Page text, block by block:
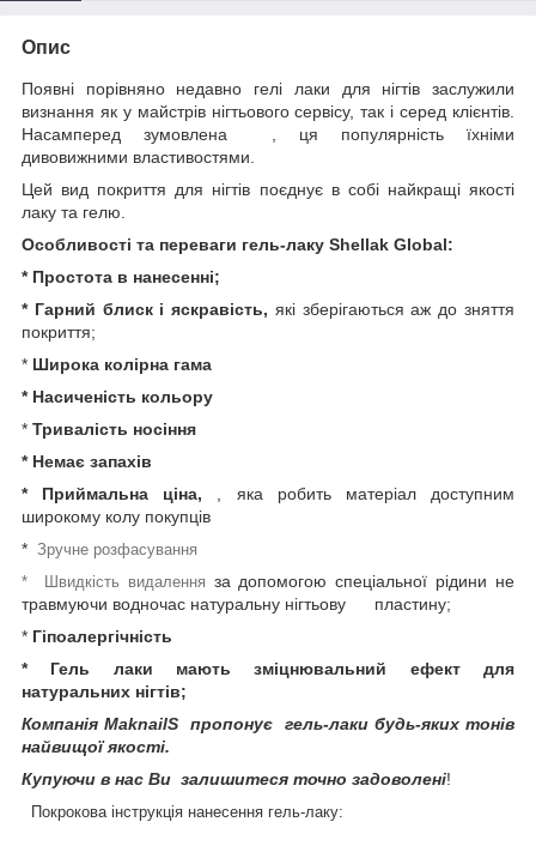
Опис
Появні порівняно недавно гелі лаки для нігтів заслужили
визнання як у майстрів нігтьового сервісу, так і серед клієнтів.
Насамперед зумовлена , ця популярність їхніми
дивовижними властивостями.
Цей вид покриття для нігтів поєднує в собі найкращі якості
лаку та гелю.
Особливості та переваги гель-лаку Shellak Global:
* Простота в нанесенні;
* Гарний блиск і яскравість, які зберігаються аж до зняття
покриття;
* Широка колірна гама
* Насиченість кольору
* Тривалість носіння
* Немає запахів
* Приймальна ціна,
, яка робить матеріал доступним
широкому колу покупців
* Зручне розфасування
* Швидкість видалення за допомогою спеціальної рідини не
травмуючи водночас натуральну нігтьову пластину;
* Гіпоалергічність
* Гель лаки мають зміцнювальний ефект для
натуральних нігтів;
Компанія MaknailS пропонує гель-лаки будь-яких тонів
найвищої якості.
Купуючи в нас Ви залишитеся точно задоволені!
Покрокова інструкція нанесення гель-лаку: